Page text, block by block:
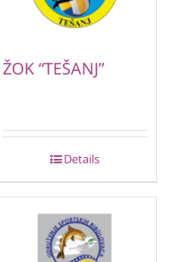
ŽOK “TEŠANJ”
Details